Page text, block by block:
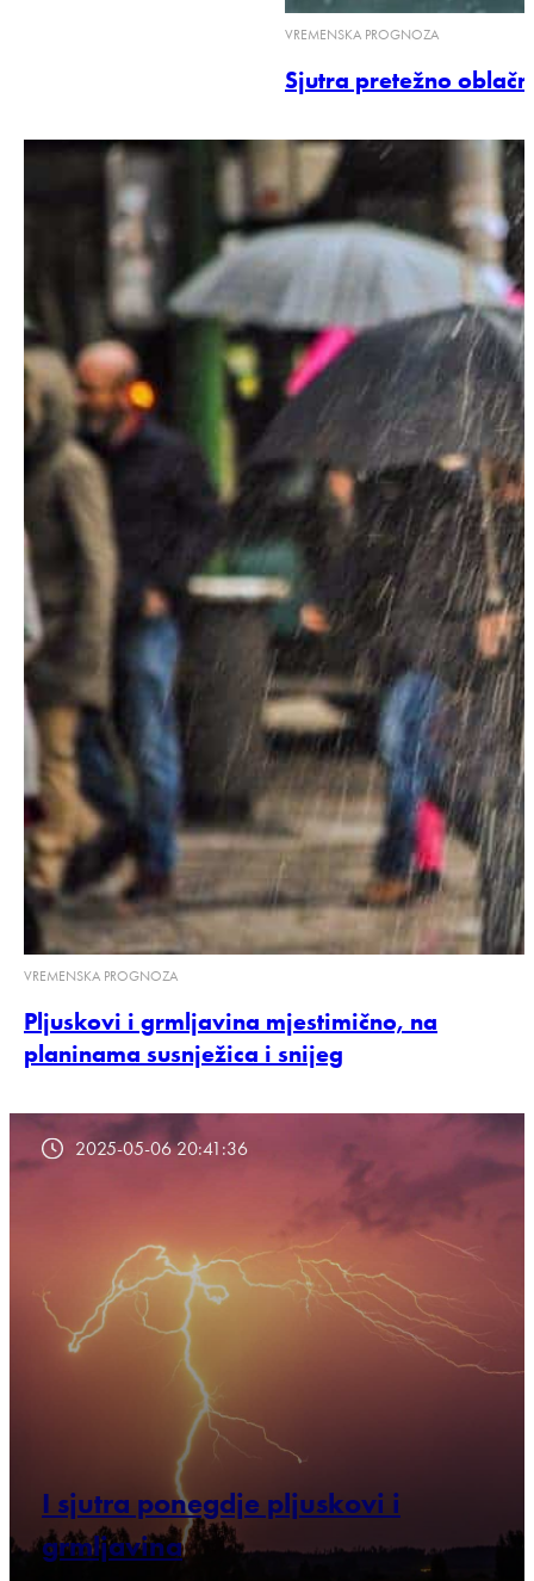
VREMENSKA PROGNOZA
Sjutra pretežno
VREMENSKA PROGNOZA
Pljuskovi i grmljavina mjestimično, na
planinama susnježica i snijeg
2025-05-06 20:41:36
I sjutra ponegdje pljuskovi i
grmljavina